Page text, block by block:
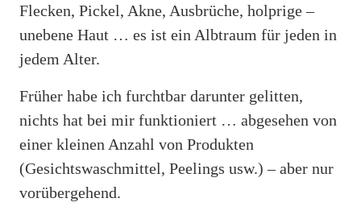
Flecken, Pickel, Akne, Ausbrüche, holprige –
unebene Haut … es ist ein Albtraum für jeden in
jedem Alter.
Früher habe ich furchtbar darunter gelitten,
nichts hat bei mir funktioniert … abgesehen von
einer kleinen Anzahl von Produkten
(Gesichtswaschmittel, Peelings usw.) – aber nur
vorübergehend.